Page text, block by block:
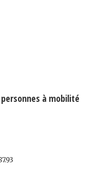
à mobilité